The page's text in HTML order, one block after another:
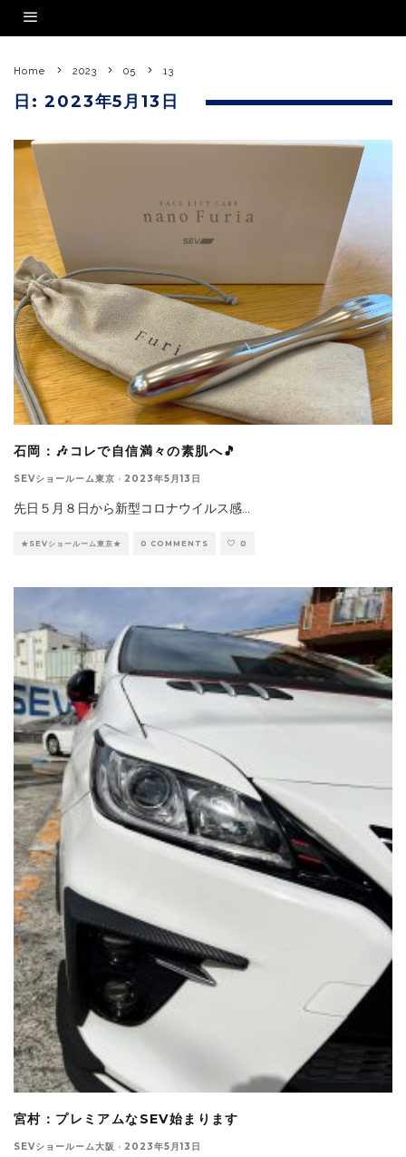
Home 2023 05 13
日:2023年5月13日
石岡：🎶コレで自信満々の素肌へ🎵
SEVショールーム東京 · 2023年5月13日
先日５月８日から新型コロナウイルス感
★SEVショールーム東京★ 0 COMMENTS 0
宮村：プレミアムなSEV始まります
SEVショールーム大阪 · 2023年5月13日